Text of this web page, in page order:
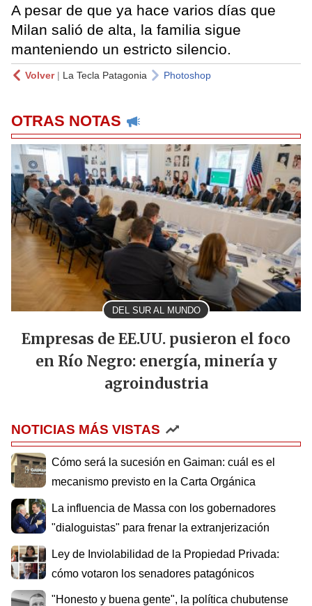
A pesar de que ya hace varios días que
Milan salió de alta, la familia sigue
manteniendo un estricto silencio.
Volver| La Tecla Patagonia Photoshop
OTRAS NOTAS
DEL SUR AL MUNDO
Empresas de EE.UU. pusieron el foco
en Río Negro: energía, minería y
agroindustria
NOTICIAS MÁS VISTAS
Cómo será la sucesión en Gaiman: cuál es el
mecanismo previsto en la Carta Orgánica
La influencia de Massa con los gobernadores
"dialoguistas" para frenar la extranjerización
Ley de Inviolabilidad de la Propiedad Privada:
cómo votaron los senadores patagónicos
"Honesto y buena gente", la política chubutense